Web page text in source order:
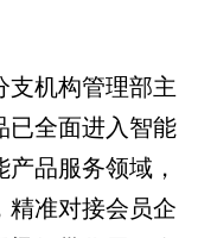
机构管理部主
已全面进入智能
品服务领域，
精准对接会员企